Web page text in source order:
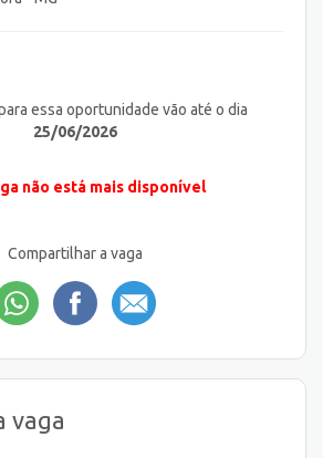
essa oportunidade vão até o dia
25/06/2026
não está mais disponível
Compartilhar a vaga
vaga